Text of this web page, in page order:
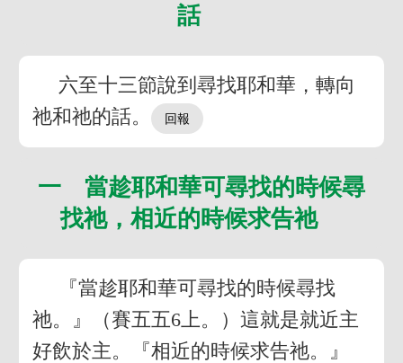
話
六至十三節說到尋找耶和華，轉向
祂和祂的話。
一 當趁耶和華可尋找的時候尋
找祂，相近的時候求告祂
『當趁耶和華可尋找的時候尋找
祂。』（賽五五6上。）這就是就近主
好飲於主。『相近的時候求告祂。』